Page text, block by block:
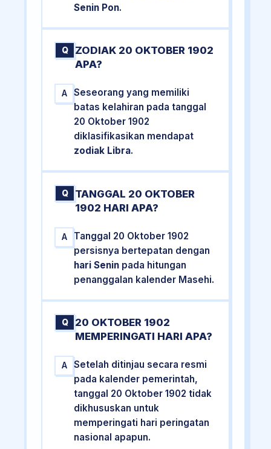
Senin Pon.
Q
ZODIAK 20 OKTOBER 1902
APA?
A
Seseorang yang memiliki
batas kelahiran pada tanggal
20 Oktober 1902
diklasifikasikan mendapat
zodiak Libra.
Q
TANGGAL 20 OKTOBER
1902 HARI APA?
A
Tanggal 20 Oktober 1902
persisnya bertepatan dengan
hari Senin pada hitungan
penanggalan kalender Masehi.
Q
20 OKTOBER 1902
MEMPERINGATI HARI APA?
A
Setelah ditinjau secara resmi
pada kalender pemerintah,
tanggal 20 Oktober 1902 tidak
dikhususkan untuk
memperingati hari peringatan
nasional apapun.